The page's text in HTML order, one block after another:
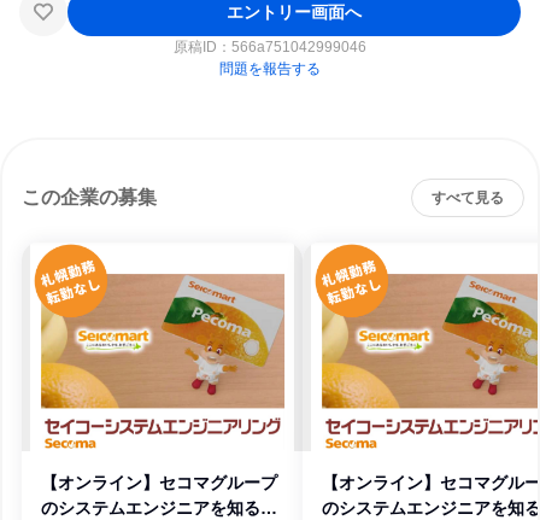
エントリー画面へ
原稿ID： 566a751042999046
問題を報告する
この企業の募集 すべて見る
【オンライン】セコマグループ
のシステムエンジニアを知る説
【オンライン】セコマグル
のシステムエンジニアを知